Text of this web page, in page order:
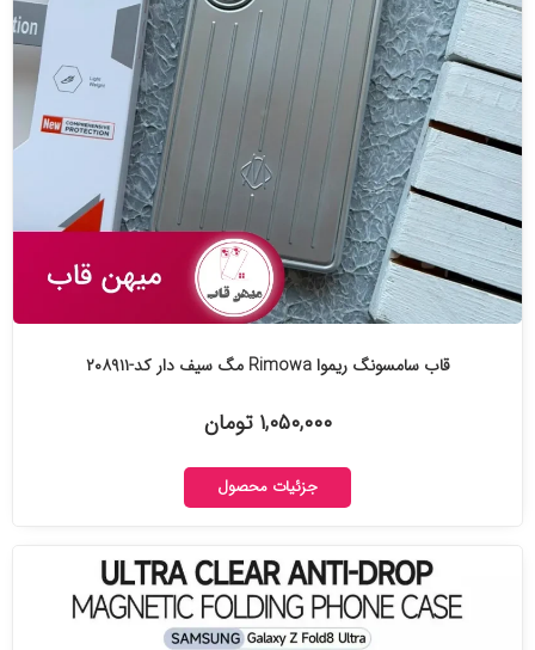
قاب سامسونگ ریموا Rimowa مگ سیف دار کد-۲۰۸۹۱۱
۱,۰۵۰,۰۰۰ تومان
جزئیات محصول